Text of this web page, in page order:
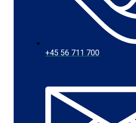
+45 56 711 700